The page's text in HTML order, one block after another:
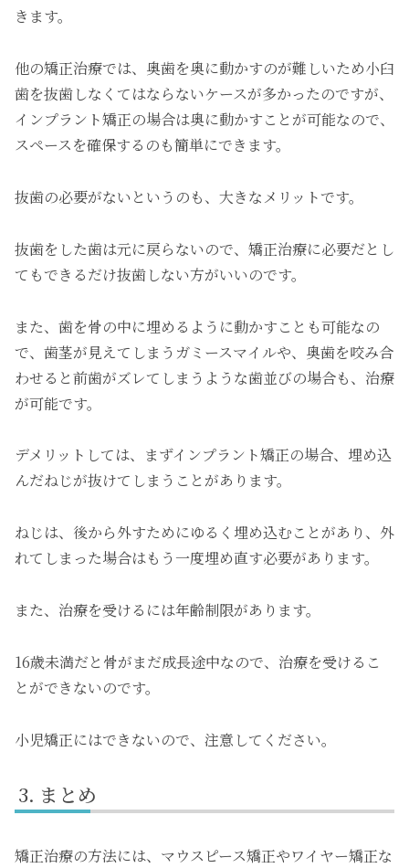
きます。
他の矯正治療では、奥歯を奥に動かすのが難しいため小臼
歯を抜歯しなくてはならないケースが多かったのですが、
インプラント矯正の場合は奥に動かすことが可能なので、
スペースを確保するのも簡単にできます。
抜歯の必要がないというのも、大きなメリットです。
抜歯をした歯は元に戻らないので、矯正治療に必要だとし
てもできるだけ抜歯しない方がいいのです。
また、歯を骨の中に埋めるように動かすことも可能なの
で、歯茎が見えてしまうガミースマイルや、奥歯を咬み合
わせると前歯がズレてしまうような歯並びの場合も、治療
が可能です。
デメリットしては、まずインプラント矯正の場合、埋め込
んだねじが抜けてしまうことがあります。
ねじは、後から外すためにゆるく埋め込むことがあり、外
れてしまった場合はもう一度埋め直す必要があります。
また、治療を受けるには年齢制限があります。
16歳未満だと骨がまだ成長途中なので、治療を受けるこ
とができないのです。
小児矯正にはできないので、注意してください。
まとめ
矯正治療の方法には、マウスピース矯正やワイヤー矯正な